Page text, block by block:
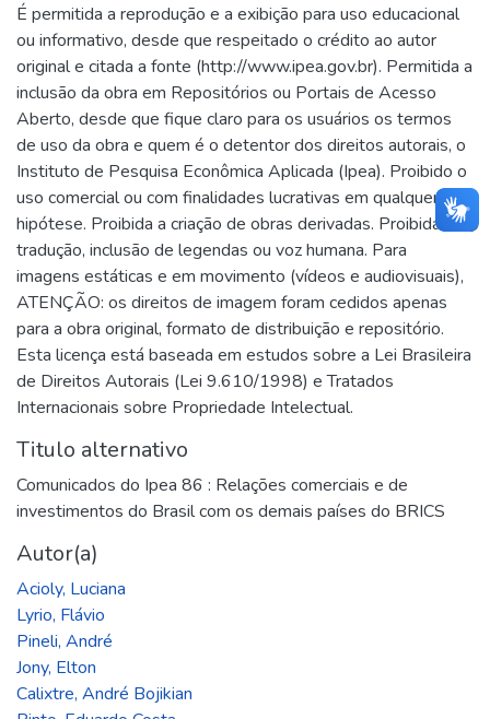
É permitida a reprodução e a exibição para uso educacional
ou informativo, desde que respeitado o crédito ao autor
original e citada a fonte (http://www.ipea.gov.br). Permitida a
inclusão da obra em Repositórios ou Portais de Acesso
Aberto, desde que fique claro para os usuários os termos
de uso da obra e quem é o detentor dos direitos autorais, o
Instituto de Pesquisa Econômica Aplicada (Ipea). Proibido o
uso comercial ou com finalidades lucrativas em qualquer
hipótese. Proibida a criação de obras derivadas. Proibida a
tradução, inclusão de legendas ou voz humana. Para
imagens estáticas e em movimento (vídeos e audiovisuais),
ATENÇÃO: os direitos de imagem foram cedidos apenas
para a obra original, formato de distribuição e repositório.
Esta licença está baseada em estudos sobre a Lei Brasileira
de Direitos Autorais (Lei 9.610/1998) e Tratados
Internacionais sobre Propriedade Intelectual.
Titulo alternativo
Comunicados do Ipea 86 : Relações comerciais e de
investimentos do Brasil com os demais países do BRICS
Autor(a)
Acioly, Luciana
Lyrio, Flávio
Pineli, André
Jony, Elton
Calixtre, André Bojikian